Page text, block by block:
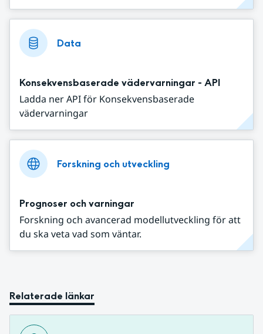
Data
Konsekvensbaserade vädervarningar - API
Ladda ner API för Konsekvensbaserade
vädervarningar
Forskning och utveckling
Prognoser och varningar
Forskning och avancerad modellutveckling för att
du ska veta vad som väntar.
Relaterade länkar